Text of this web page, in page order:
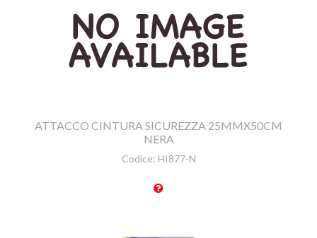
ATTACCO CINTURA SICUREZZA 25MMX50CM
NERA
Codice: HI877-N